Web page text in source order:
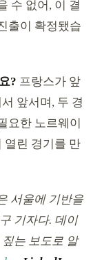
수 없어, 이 결
출이 확정됐습
? 프랑스가 앞
앞서며, 두 경
요한 노르웨이
열린 경기를 만
서울에 기반을
기자다. 데이
는 보도로 알